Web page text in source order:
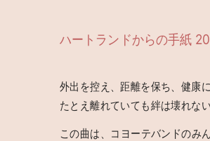
ハートランドからの手紙
外出を控え、距離を保ち、健康
たとえ離れていても絆は壊れな
この曲は、コヨーテバンドのみ